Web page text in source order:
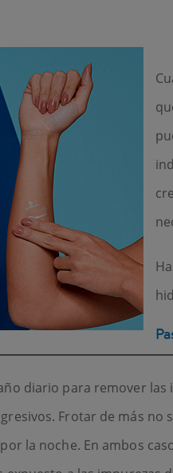
diario para remover
Frotar de más
la noche. En ambos